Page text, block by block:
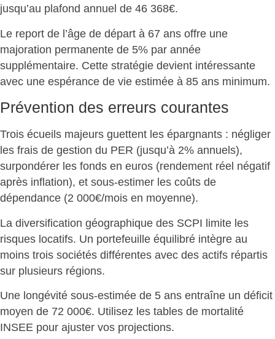
jusqu’au plafond annuel de 46 368€.
Le report de l’âge de départ à 67 ans offre une
majoration permanente de 5% par année
supplémentaire. Cette stratégie devient intéressante
avec une espérance de vie estimée à 85 ans minimum.
Prévention des erreurs courantes
Trois écueils majeurs guettent les épargnants : négliger
les frais de gestion du PER (jusqu’à 2% annuels),
surpondérer les fonds en euros (rendement réel négatif
après inflation), et sous-estimer les coûts de
dépendance (2 000€/mois en moyenne).
La diversification géographique des SCPI limite les
risques locatifs. Un portefeuille équilibré intègre au
moins trois sociétés différentes avec des actifs répartis
sur plusieurs régions.
Une longévité sous-estimée de 5 ans entraîne un déficit
moyen de 72 000€. Utilisez les tables de mortalité
INSEE pour ajuster vos projections.